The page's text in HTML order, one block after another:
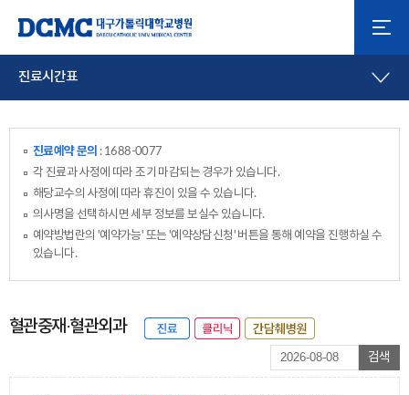
진료시간표
진료예약 문의 : 1688-0077
각 진료과 사정에 따라 조기 마감되는 경우가 있습니다.
해당교수의 사정에 따라 휴진이 있을 수 있습니다.
의사명을 선택하시면 세부 정보를 보실수 있습니다.
예약방법란의 '예약가능' 또는 '예약상담신청' 버튼을 통해 예약을 진행하실 수
있습니다.
혈관중재·혈관외과
검색